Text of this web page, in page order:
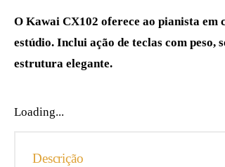
O Kawai CX102 oferece ao pianista em
estúdio. Inclui ação de teclas com
estrutura elegante.
Loading...
Descrição